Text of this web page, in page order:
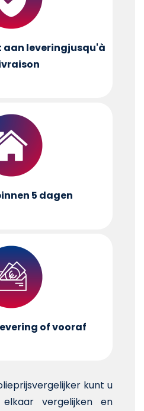
leveringjusqu'à
5 dagen
of vooraf
kunt u
vergelijken en